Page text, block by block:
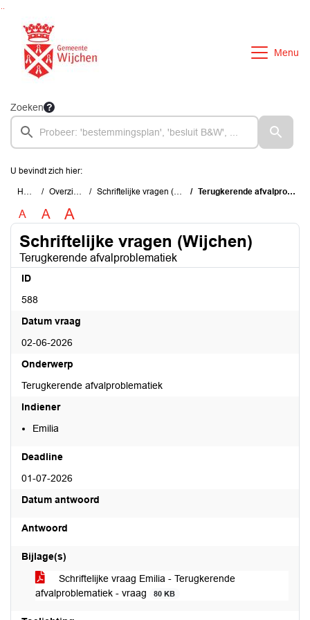
Ga naar de inhoud van deze pagina
Ga naar het zoeken
Ga naar het menu
Menu
Zoeken
U bevindt zich hier:
Home Overzichten Schriftelijke vragen (Wijchen) Terugkerende afvalproblematiek
A A A
Schriftelijke vragen (Wijchen)
Terugkerende afvalproblematiek
ID
588
Datum vraag
02-06-2026
Onderwerp
Terugkerende afvalproblematiek
Indiener
Emilia
Deadline
01-07-2026
Datum antwoord
Antwoord
Bijlage(s)
Schriftelijke vraag Emilia - Terugkerende
afvalproblematiek - vraag
80 KB